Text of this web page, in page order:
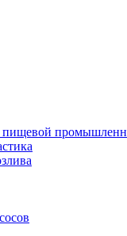
пищевой